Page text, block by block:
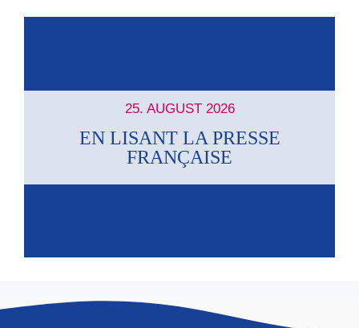
25. AUGUST 2026
EN LISANT LA PRESSE
FRANÇAISE